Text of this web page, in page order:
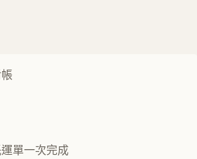
單一次完成